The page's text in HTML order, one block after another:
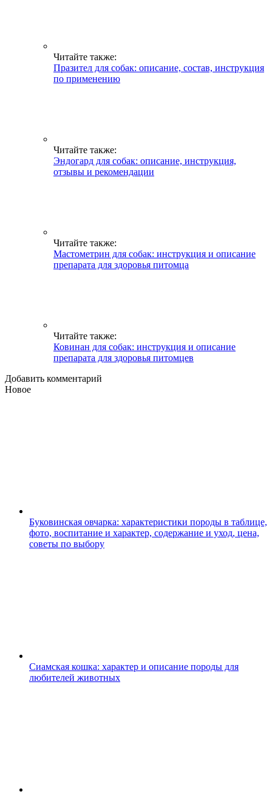
Читайте также:
Празител для собак: описание, состав, инструкция
по применению
Читайте также:
Эндогард для собак: описание, инструкция,
отзывы и рекомендации
Читайте также:
Мастометрин для собак: инструкция и описание
препарата для здоровья питомца
Читайте также:
Ковинан для собак: инструкция и описание
препарата для здоровья питомцев
Добавить комментарий
Новое
Буковинская овчарка: характеристики породы в таблице,
фото, воспитание и характер, содержание и уход, цена,
советы по выбору
Сиамская кошка: характер и описание породы для
любителей животных